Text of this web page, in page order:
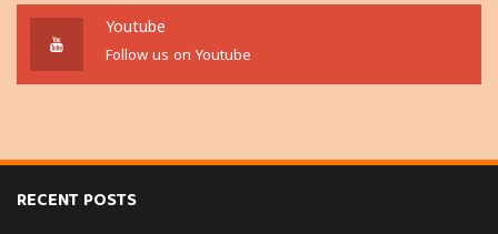
Youtube
Follow us on Youtube
RECENT POSTS